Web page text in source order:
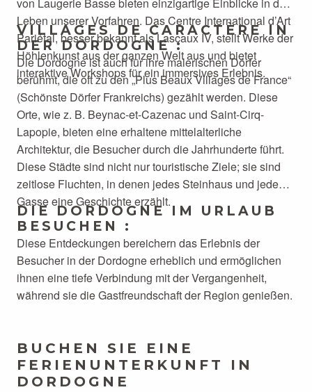
Leben unserer Vorfahren. Das Centre International d’Art
Pariétal, besser bekannt als Lascaux IV, stellt Werke der
Höhlenkunst aus der ganzen Welt aus und bietet
interaktive Workshops für ein immersives Erlebnis.
VILLAGES DE CARACTÈRE IN
DER DORDOGNE :
Die Dordogne ist auch für ihre malerischen Dörfer
berühmt, die oft zu den „Plus Beaux Villages de France“
(Schönste Dörfer Frankreichs) gezählt werden. Diese
Orte, wie z. B. Beynac-et-Cazenac und Saint-Cirq-
Lapopie, bieten eine erhaltene mittelalterliche
Architektur, die Besucher durch die Jahrhunderte führt.
Diese Städte sind nicht nur touristische Ziele; sie sind
zeitlose Fluchten, in denen jedes Steinhaus und jede
Gasse eine Geschichte erzählt.
DIE DORDOGNE IM URLAUB
BESUCHEN :
Diese Entdeckungen bereichern das Erlebnis der
Besucher in der Dordogne erheblich und ermöglichen
ihnen eine tiefe Verbindung mit der Vergangenheit,
während sie die Gastfreundschaft der Region genießen.
BUCHEN SIE EINE
FERIENUNTERKUNFT IN
DORDOGNE